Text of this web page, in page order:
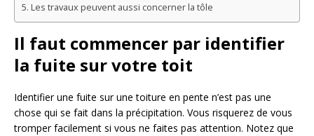
Les travaux peuvent aussi concerner la tôle
Il faut commencer par identifier
la fuite sur votre toit
Identifier une fuite sur une toiture en pente n’est pas une
chose qui se fait dans la précipitation. Vous risquerez de vous
tromper facilement si vous ne faites pas attention. Notez que